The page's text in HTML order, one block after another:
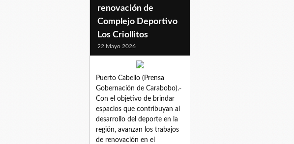
renovación de
Complejo Deportivo
Los Criollitos
22 Mayo 2026
Puerto Cabello (Prensa
Gobernación de Carabobo).-
Con el objetivo de brindar
espacios que contribuyan al
desarrollo del deporte en la
región, avanzan los trabajos
de renovación en el